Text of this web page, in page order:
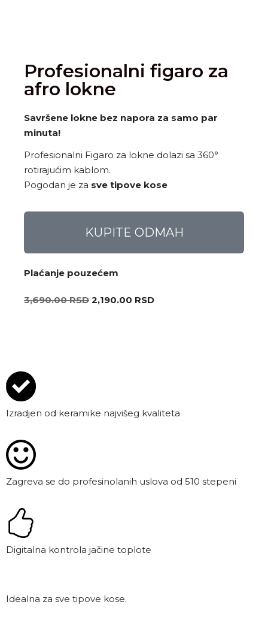
Profesionalni figaro za
afro lokne
Savršene lokne bez napora za samo par
minuta!
Profesionalni Figaro za lokne dolazi sa 360°
rotirajućim kablom.
Pogodan je za sve tipove kose
KUPITE ODMAH
Plaćanje pouzećem
3,690.00RSD 2,190.00 RSD
Izradjen od keramike najvišeg kvaliteta
Zagreva se do profesinolanih uslova od 510 stepeni
Digitalna kontrola jačine toplote
Idealna za sve tipove kose.